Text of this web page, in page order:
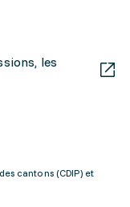
les
cantons (CDIP) et